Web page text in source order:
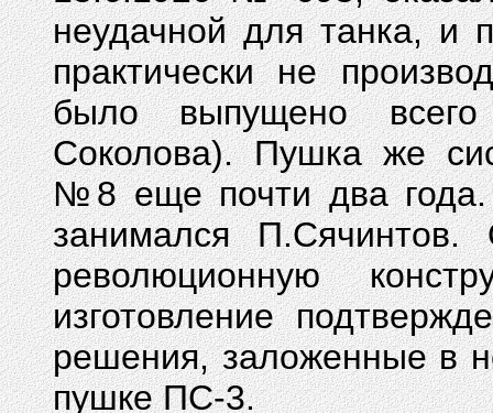
неудачной для танка, и
практически не
было выпущено
Соколова). Пушка же
№8 еще почти два года.
занимался
революционную
изготовление
решения, заложенные в
пушке ПС-3.